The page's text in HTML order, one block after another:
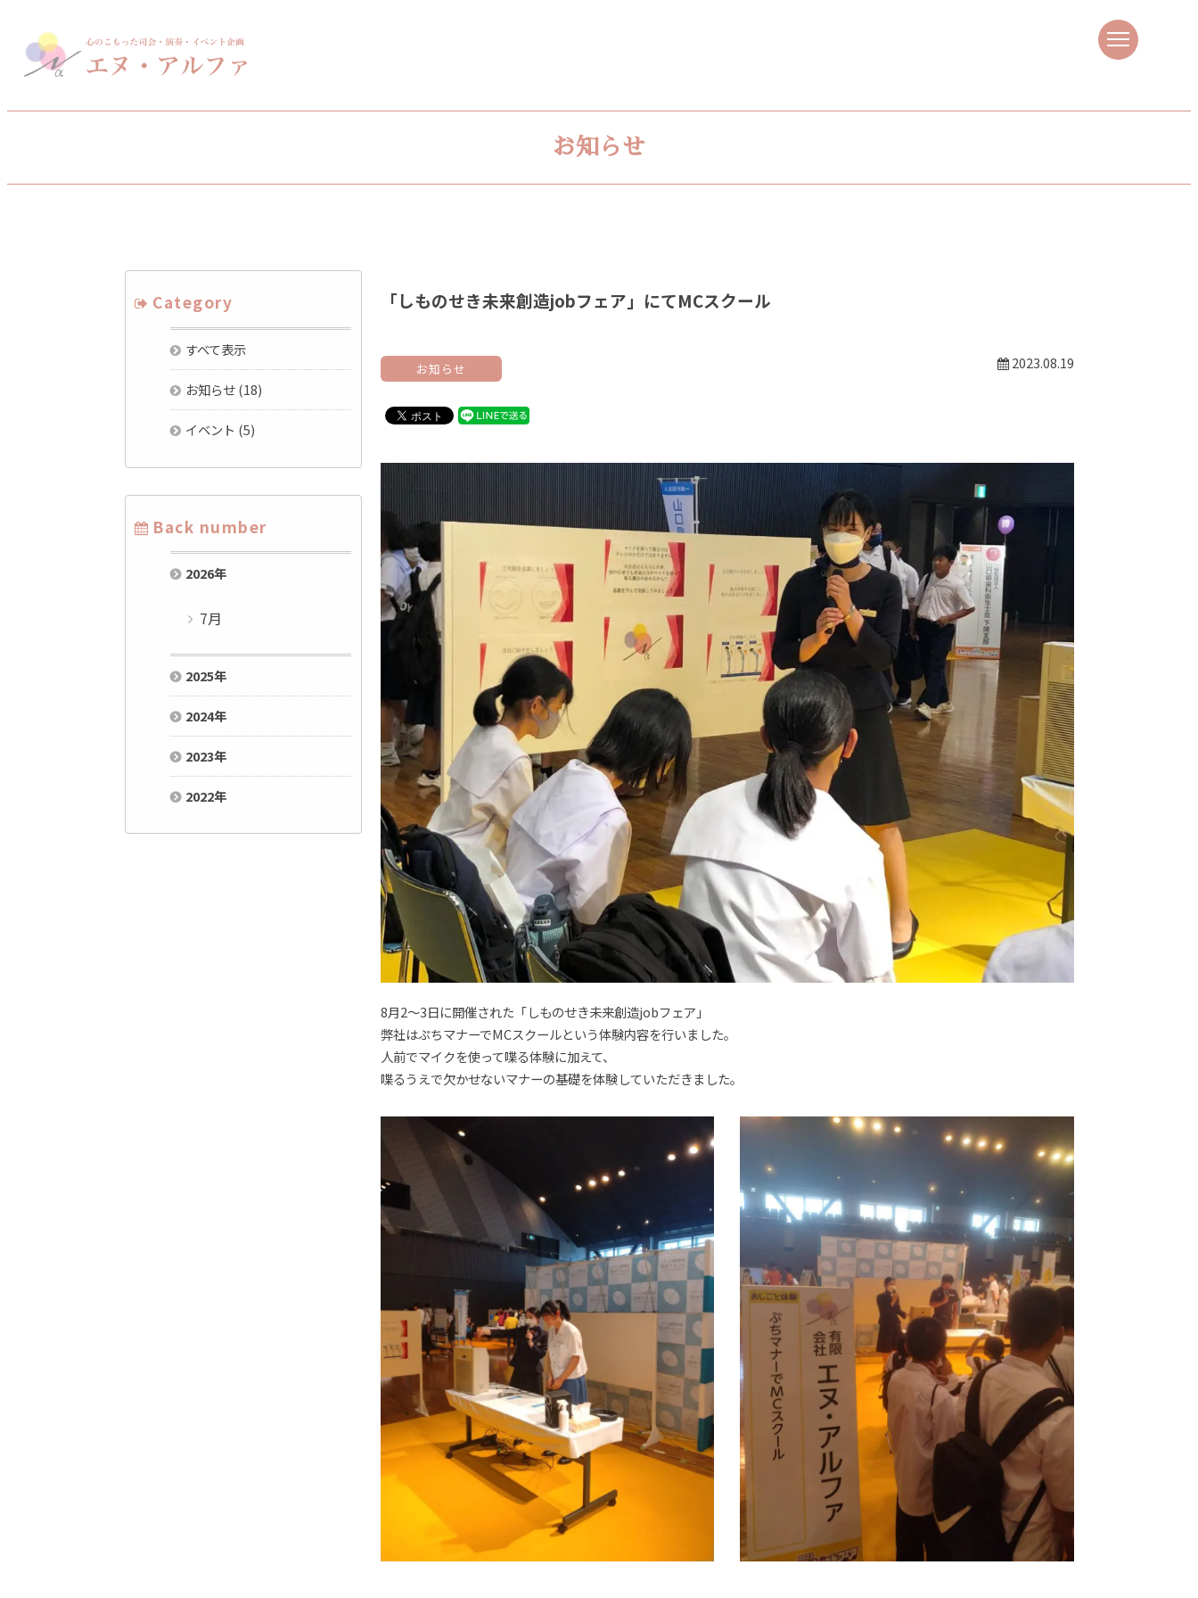
お知らせ
「しものせき未来創造jobフェア」にてMCスクール
お知らせ 2023.08.19
8月2～3日に開催された「しものせき未来創造jobフェア」
弊社はぷちマナーでMCスクールという体験内容を行いました。
人前でマイクを使って喋る体験に加えて、
喋るうえで欠かせないマナーの基礎を体験していただきました。
Category
すべて表示
お知らせ(18)
イベント (5)
Back number
2026年
7月
2025年
2024年
2023年
2022年